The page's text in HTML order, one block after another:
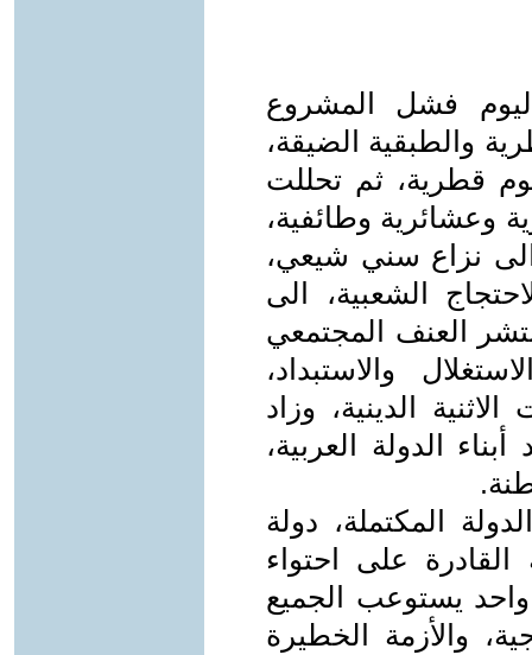
اليوم فشل المشروع
والطبقية الضيقة،
قطرية، ثم تحللت
وعشائرية وطائفية،
نزاع سني شيعي،
الشعبية، الى
العنف المجتمعي
والاستبداد،
الدينية، وزاد
الدولة العربية،
المكتملة، دولة
القادرة على احتواء
يستوعب الجميع
والأزمة الخطيرة